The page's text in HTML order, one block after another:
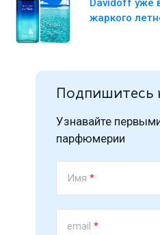
Davidoff уже
жаркого
Подпишитесь
Узнавайте
парфюмерии
Имя *
email *